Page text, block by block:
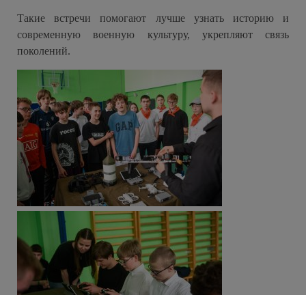
Такие встречи помогают лучше узнать историю и
современную военную культуру, укрепляют связь
поколений.